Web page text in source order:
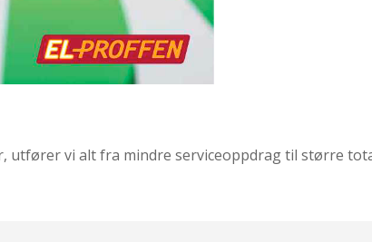
utfører vi alt fra mindre serviceoppdrag til større